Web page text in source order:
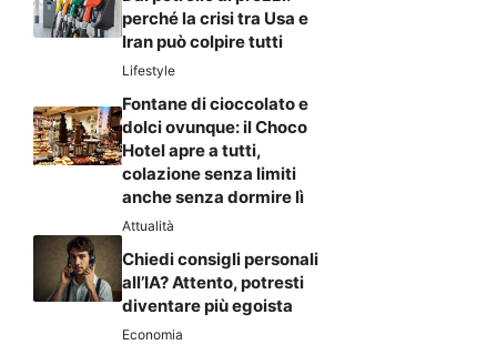
perché la crisi tra Usa e
Iran può colpire tutti
Lifestyle
Fontane di cioccolato e
dolci ovunque: il Choco
Hotel apre a tutti,
colazione senza limiti
anche senza dormire lì
Attualità
Chiedi consigli personali
all’IA? Attento, potresti
diventare più egoista
Economia